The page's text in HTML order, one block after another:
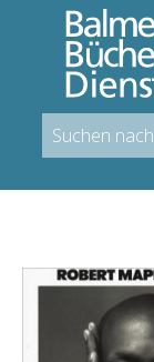
springen
Bildergalerie